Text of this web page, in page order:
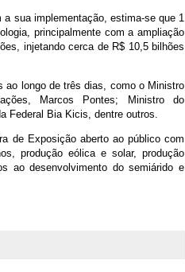
sua implementação, estima-se que 1
principalmente com a ampliação
injetando cerca de R$ 10,5 bilhões
ao longo de três dias, como o Ministro
Marcos Pontes; Ministro do
Federal Bia Kicis, dentre outros.
de Exposição aberto ao público com
produção eólica e solar, produção
ao desenvolvimento do semiárido e